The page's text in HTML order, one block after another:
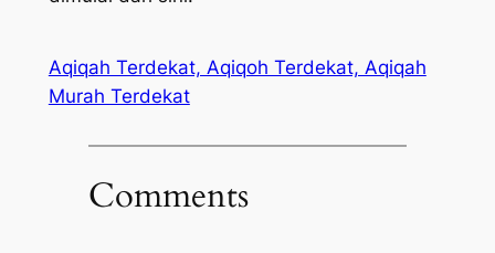
Aqiqah Terdekat, Aqiqoh Terdekat, Aqiqah
Murah Terdekat
Comments